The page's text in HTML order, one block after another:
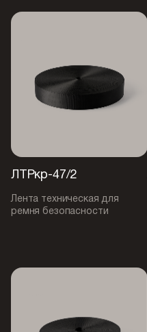
ЛТРкр-47/2
Лента техническая для
ремня безопасности